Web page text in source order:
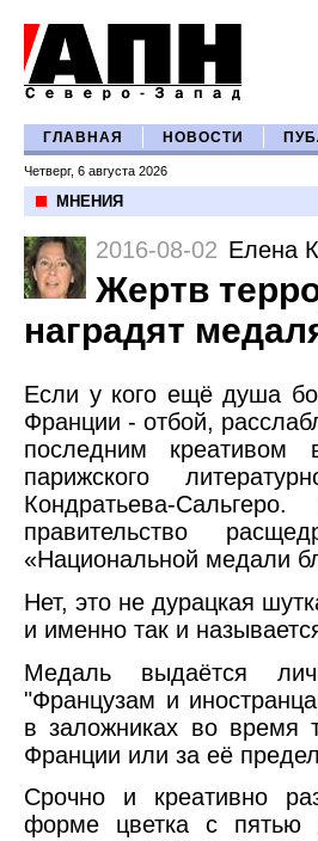
ГЛАВНАЯ НОВОСТИ
Четверг, 6 августа 2026
МНЕНИЯ
2016-08-02 Елена
Жертв
наградят
Если у кого ещё душа
Франции - отбой,
последним креативом
парижского
Кондратьева-
правительство
«Национальной медали
Нет, это не дурацкая
и именно так и
Медаль выдаётся
"Французам и
в заложниках во время
Франции или за её
Срочно и креативно
форме цветка с пятью